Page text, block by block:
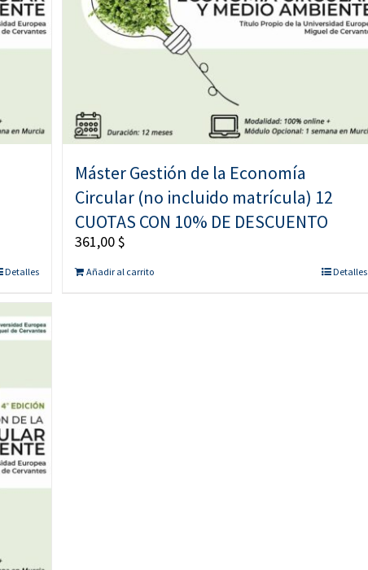
Detalles
Máster Gestión de la Economía
Circular (no incluido matrícula) 12
CUOTAS CON 10% DE DESCUENTO
361,00$
Añadir al carrito Detalles